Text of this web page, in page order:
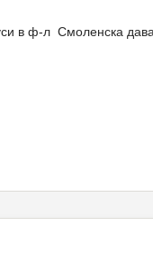
в ф-л Смоленска